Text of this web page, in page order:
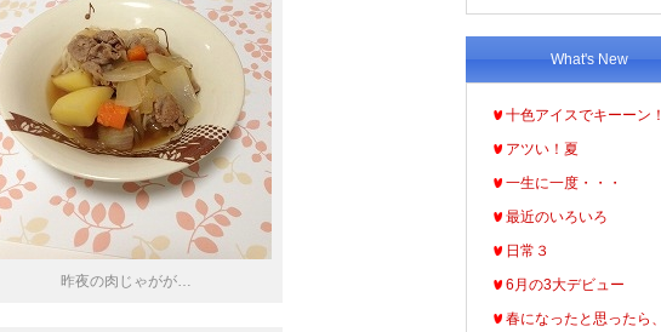
昨夜の肉じゃがが…
What's New
十色アイスでキーーン！
アツい！夏
一生に一度・・・
最近のいろいろ
日常３
6月の3大デビュー
春になったと思ったら、